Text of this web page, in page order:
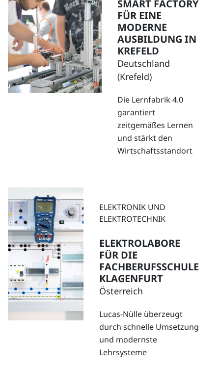
SMART FACTORY
FÜR EINE
MODERNE
AUSBILDUNG IN
KREFELD
Deutschland
(Krefeld)
Die Lernfabrik 4.0
garantiert
zeitgemäßes Lernen
und stärkt den
Wirtschaftsstandort
ELEKTRONIK UND
ELEKTROTECHNIK
ELEKTROLABORE
FÜR DIE
FACHBERUFSSCHULE
KLAGENFURT
Österreich
Lucas-Nülle überzeugt
durch schnelle Umsetzung
und modernste
Lehrsysteme